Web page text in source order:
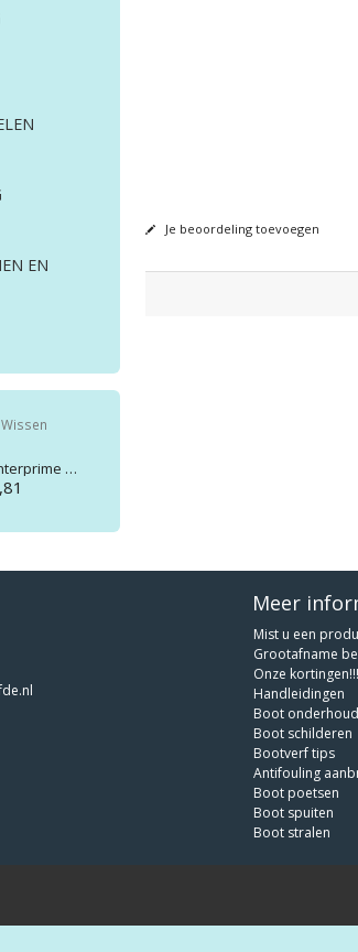
EN
Wissen
860 base 4ltr kl: 9010/7035
Je beoordeling toevoegen
Meer
Mist u een
Grootafname
Onze kortingen!!!
Handleidingen
Boot onderhoud
Boot schilderen
Bootverf tips
Antifouling
Boot poetsen
Boot spuiten
Boot stralen